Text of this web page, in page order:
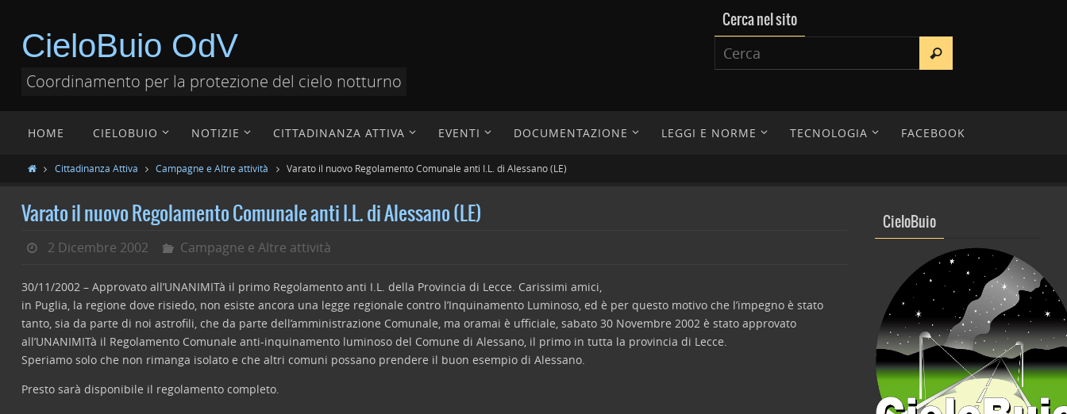
CieloBuio OdV
Coordinamento per la protezione del cielo notturno
Cerca nel sito
HOME CIELOBUIO NOTIZIE CITTADINANZA ATTIVA EVENTI DOCUMENTAZIONE LEGGI E NORME TECNOLOGIA FACEBOOK
Cittadinanza Attiva Campagne e Altre attività Varato il nuovo Regolamento Comunale anti I.L. di Alessano (LE)
Varato il nuovo Regolamento Comunale anti I.L. di Alessano (LE)
2 Dicembre 2002 Campagne e Altre attività
30/11/2002 – Approvato all’UNANIMITà il primo Regolamento anti I.L. della Provincia di Lecce. Carissimi amici,
in Puglia, la regione dove risiedo, non esiste ancora una legge regionale contro l’Inquinamento Luminoso, ed è per questo motivo che l’impegno è stato
tanto, sia da parte di noi astrofili, che da parte dell’amministrazione Comunale, ma oramai è ufficiale, sabato 30 Novembre 2002 è stato approvato
all’UNANIMITà il Regolamento Comunale anti-inquinamento luminoso del Comune di Alessano, il primo in tutta la provincia di Lecce.
Speriamo solo che non rimanga isolato e che altri comuni possano prendere il buon esempio di Alessano.
Presto sarà disponibile il regolamento completo.
CieloBuio